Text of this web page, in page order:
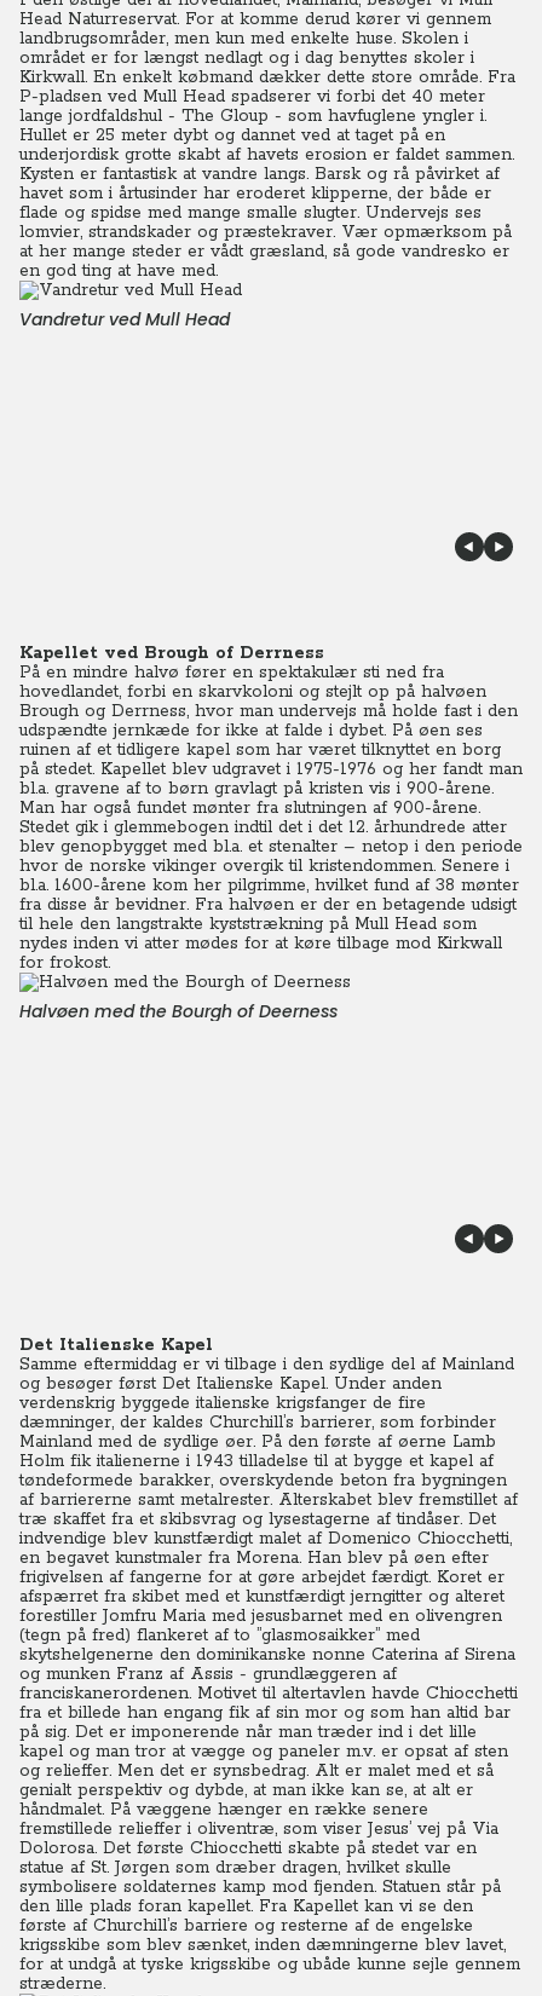
Head Naturreservat. For at komme derud kører vi gennem
landbrugsområder, men kun med enkelte huse. Skolen i
området er for længst nedlagt og i dag benyttes skoler i
Kirkwall. En enkelt købmand dækker dette store område. Fra
P-pladsen ved Mull Head spadserer vi forbi det 40 meter
lange jordfaldshul - The Gloup - som havfuglene yngler i.
Hullet er 25 meter dybt og dannet ved at taget på en
underjordisk grotte skabt af havets erosion er faldet sammen.
Kysten er fantastisk at vandre langs. Barsk og rå påvirket af
havet som i årtusinder har eroderet klipperne, der både er
flade og spidse med mange smalle slugter. Undervejs ses
lomvier, strandskader og præstekraver. Vær opmærksom på
at her mange steder er vådt græsland, så gode vandresko er
en god ting at have med.
Vandretur ved Mull Head
Kapellet ved Brough of Derrness
På en mindre halvø fører en spektakulær sti ned fra
hovedlandet, forbi en skarvkoloni og stejlt op på halvøen
Brough og Derrness, hvor man undervejs må holde fast i den
udspændte jernkæde for ikke at falde i dybet. På øen ses
ruinen af et tidligere kapel som har været tilknyttet en borg
på stedet. Kapellet blev udgravet i 1975-1976 og her fandt man
bl.a. gravene af to børn gravlagt på kristen vis i 900-årene.
Man har også fundet mønter fra slutningen af 900-årene.
Stedet gik i glemmebogen indtil det i det 12. århundrede atter
blev genopbygget med bl.a. et stenalter – netop i den periode
hvor de norske vikinger overgik til kristendommen. Senere i
bl.a. 1600-årene kom her pilgrimme, hvilket fund af 38 mønter
fra disse år bevidner. Fra halvøen er der en betagende udsigt
til hele den langstrakte kyststrækning på Mull Head som
nydes inden vi atter mødes for at køre tilbage mod Kirkwall
for frokost.
Halvøen med the Bourgh of Deerness
Det Italienske Kapel
Samme eftermiddag er vi tilbage i den sydlige del af Mainland
og besøger først Det Italienske Kapel. Under anden
verdenskrig byggede italienske krigsfanger de fire
dæmninger, der kaldes Churchill’s barrierer, som forbinder
Mainland med de sydlige øer. På den første af øerne Lamb
Holm fik italienerne i 1943 tilladelse til at bygge et kapel af
tøndeformede barakker, overskydende beton fra bygningen
af barriererne samt metalrester. Alterskabet blev fremstillet af
træ skaffet fra et skibsvrag og lysestagerne af tindåser. Det
indvendige blev kunstfærdigt malet af Domenico Chiocchetti,
en begavet kunstmaler fra Morena. Han blev på øen efter
frigivelsen af fangerne for at gøre arbejdet færdigt. Koret er
afspærret fra skibet med et kunstfærdigt jerngitter og alteret
forestiller Jomfru Maria med jesusbarnet med en olivengren
(tegn på fred) flankeret af to ”glasmosaikker” med
skytshelgenerne den dominikanske nonne Caterina af Sirena
og munken Franz af Assis - grundlæggeren af
franciskanerordenen. Motivet til altertavlen havde Chiocchetti
fra et billede han engang fik af sin mor og som han altid bar
på sig. Det er imponerende når man træder ind i det lille
kapel og man tror at vægge og paneler m.v. er opsat af sten
og relieffer. Men det er synsbedrag. Alt er malet med et så
genialt perspektiv og dybde, at man ikke kan se, at alt er
håndmalet. På væggene hænger en række senere
fremstillede relieffer i oliventræ, som viser Jesus’ vej på Via
Dolorosa. Det første Chiocchetti skabte på stedet var en
statue af St. Jørgen som dræber dragen, hvilket skulle
symbolisere soldaternes kamp mod fjenden. Statuen står på
den lille plads foran kapellet. Fra Kapellet kan vi se den
første af Churchill’s barriere og resterne af de engelske
krigsskibe som blev sænket, inden dæmningerne blev lavet,
for at undgå at tyske krigsskibe og ubåde kunne sejle gennem
stræderne.